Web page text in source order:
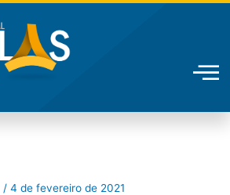
/ 4 de fevereiro de 2021